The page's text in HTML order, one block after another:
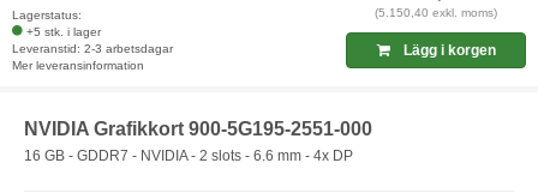
Lagerstatus:
+5 stk. i lager
Leveranstid: 2-3 arbetsdagar
Mer leveransinformation
(5.150,40 exkl. moms)
Lägg i korgen
NVIDIA Grafikkort 900-5G195-2551-000
16 GB - GDDR7 - NVIDIA - 2 slots - 6.6 mm - 4x DP